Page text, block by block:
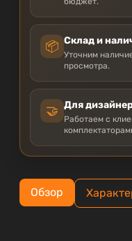
📦 Склад и
Уточним
просмотра.
🤝 Для
Работаем с
Обзор